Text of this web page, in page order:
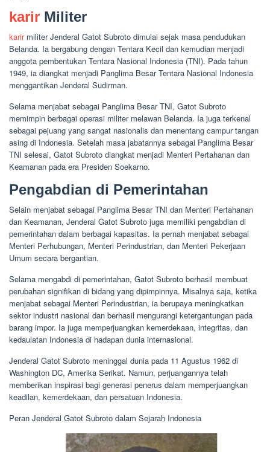
karir Militer
karirmiliter Jenderal Gatot Subroto dimulai sejak masa pendudukan
Belanda. Ia bergabung dengan Tentara Kecil dan kemudian menjadi
anggota pembentukan Tentara Nasional Indonesia (TNI). Pada tahun
1949, ia diangkat menjadi Panglima Besar Tentara Nasional Indonesia
menggantikan Jenderal Sudirman.
Selama menjabat sebagai Panglima Besar TNI, Gatot Subroto
memimpin berbagai operasi militer melawan Belanda. Ia juga terkenal
sebagai pejuang yang sangat nasionalis dan menentang campur tangan
asing di Indonesia. Setelah masa jabatannya sebagai Panglima Besar
TNI selesai, Gatot Subroto diangkat menjadi Menteri Pertahanan dan
Keamanan pada era Presiden Soekarno.
Pengabdian di Pemerintahan
Selain menjabat sebagai Panglima Besar TNI dan Menteri Pertahanan
dan Keamanan, Jenderal Gatot Subroto juga memiliki pengabdian di
pemerintahan dalam berbagai kapasitas. Ia pernah menjabat sebagai
Menteri Perhubungan, Menteri Perindustrian, dan Menteri Pekerjaan
Umum secara bergantian.
Selama mengabdi di pemerintahan, Gatot Subroto berhasil membuat
perubahan signifikan di bidang yang dipimpinnya. Misalnya saja, ketika
menjabat sebagai Menteri Perindustrian, ia berupaya meningkatkan
sektor industri nasional dan berhasil mengurangi ketergantungan pada
barang impor. Ia juga memperjuangkan kemerdekaan, integritas, dan
kedaulatan Indonesia di hadapan dunia internasional.
Jenderal Gatot Subroto meninggal dunia pada 11 Agustus 1962 di
Washington DC, Amerika Serikat. Namun, perjuangannya telah
memberikan inspirasi bagi generasi penerus dalam memperjuangkan
keadilan, kemerdekaan, dan persatuan Indonesia.
Peran Jenderal Gatot Subroto dalam Sejarah Indonesia